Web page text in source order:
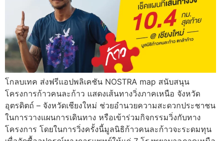
โกลบเทค ส่งฟรีแอปพลิเคชัน NOSTRA map สนับสนุน
โครงการก้าวคนละก้าว แสดงเส้นทางวิ่งภาคเหนือ จังหวัด
อุตรดิตถ์ – จังหวัดเชียงใหม่ ช่วยอำนวยความสะดวกประชาชน
ในการวางแผนการเดินทาง หรือเข้าร่วมกิจกรรมวิ่งกับทาง
โครงการ โดยในการวิ่งครั้งนี้มูลนิธิก้าวคนละก้าวจะระดมทุน